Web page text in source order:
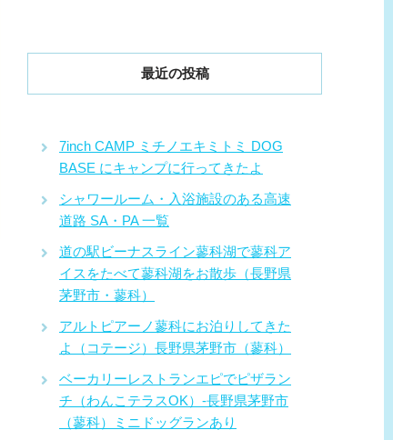
最近の投稿
7inch CAMP ミチノエキミトミ DOG
BASE にキャンプに行ってきたよ
シャワールーム・入浴施設のある高速
道路 SA・PA 一覧
道の駅ビーナスライン蓼科湖で蓼科ア
イスをたべて蓼科湖をお散歩（長野県
茅野市・蓼科）
アルトピアーノ蓼科にお泊りしてきた
よ（コテージ）長野県茅野市（蓼科）
ベーカリーレストランエピでピザラン
チ（わんこテラスOK）-長野県茅野市
（蓼科）ミニドッグランあり